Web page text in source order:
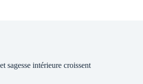
sagesse intérieure croissent